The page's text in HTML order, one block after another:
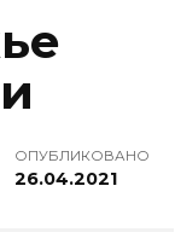
ОПУБЛИКОВАНО
26.04.2021